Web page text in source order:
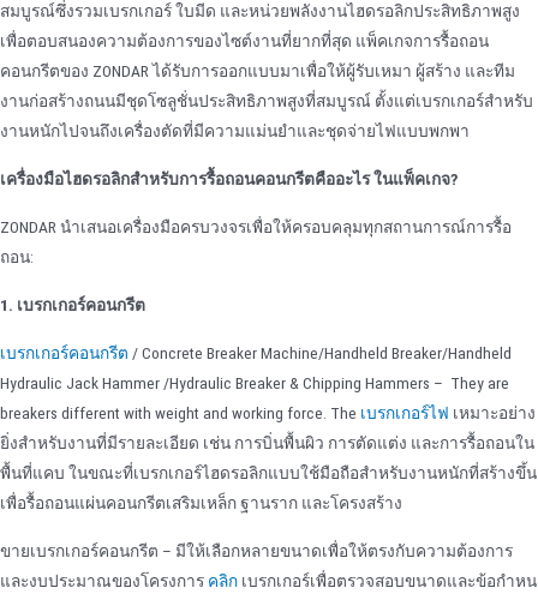
สมบูรณ์ซึ่งรวมเบรกเกอร์ ใบมีด และหน่วยพลังงานไฮดรอลิกประสิทธิภาพสูง
เพื่อตอบสนองความต้องการของไซต์งานที่ยากที่สุด แพ็คเกจการรื้อถอน
คอนกรีตของ ZONDAR ได้รับการออกแบบมาเพื่อให้ผู้รับเหมา ผู้สร้าง และทีม
งานก่อสร้างถนนมีชุดโซลูชั่นประสิทธิภาพสูงที่สมบูรณ์ ตั้งแต่เบรกเกอร์สําหรับ
งานหนักไปจนถึงเครื่องตัดที่มีความแม่นยําและชุดจ่ายไฟแบบพกพา
เครื่องมือไฮดรอลิกสําหรับการรื้อถอนคอนกรีตคืออะไรในแพ็คเกจ?
ZONDAR นําเสนอเครื่องมือครบวงจรเพื่อให้ครอบคลุมทุกสถานการณ์การรื้อ
ถอน:
1. เบรกเกอร์คอนกรีต
เบรกเกอร์คอนกรีต / Concrete Breaker Machine/Handheld Breaker/Handheld
Hydraulic Jack Hammer /Hydraulic Breaker & Chipping Hammers – They are
breakers different with weight and working force. The เบรกเกอร์ไฟ เหมาะอย่าง
ยิ่งสําหรับงานที่มีรายละเอียด เช่น การบิ่นพื้นผิว การตัดแต่ง และการรื้อถอนใน
พื้นที่แคบ ในขณะที่เบรกเกอร์ไฮดรอลิกแบบใช้มือถือสําหรับงานหนักที่สร้างขึ้น
เพื่อรื้อถอนแผ่นคอนกรีตเสริมเหล็ก ฐานราก และโครงสร้าง
ขายเบรกเกอร์คอนกรีต – มีให้เลือกหลายขนาดเพื่อให้ตรงกับความต้องการ
และงบประมาณของโครงการ คลิก เบรกเกอร์เพื่อตรวจสอบขนาดและข้อกําหน